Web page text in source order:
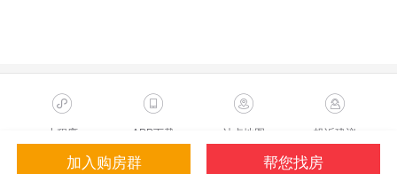
加入购房群 帮您找房
小程序 APP下载 站点地图 投诉建议